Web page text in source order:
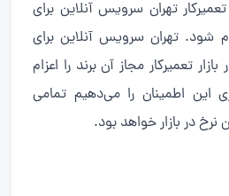
تهران سرویس آنلاین برای
شود. تهران سرویس آنلاین برای
تعمیرکار مجاز آن برند را اعزام
این اطمینان را می‌دهیم تمامی
در بازار خواهد بود.